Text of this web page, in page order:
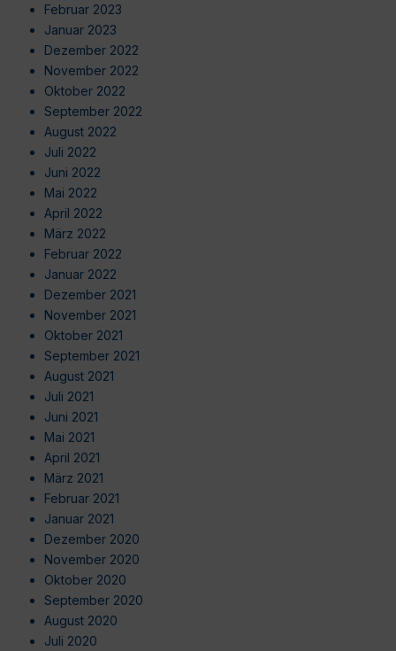
Februar 2023
Januar 2023
Dezember 2022
November 2022
Oktober 2022
September 2022
August 2022
Juli 2022
Juni 2022
Mai 2022
April 2022
März 2022
Februar 2022
Januar 2022
Dezember 2021
November 2021
Oktober 2021
September 2021
August 2021
Juli 2021
Juni 2021
Mai 2021
April 2021
März 2021
Februar 2021
Januar 2021
Dezember 2020
November 2020
Oktober 2020
September 2020
August 2020
Juli 2020